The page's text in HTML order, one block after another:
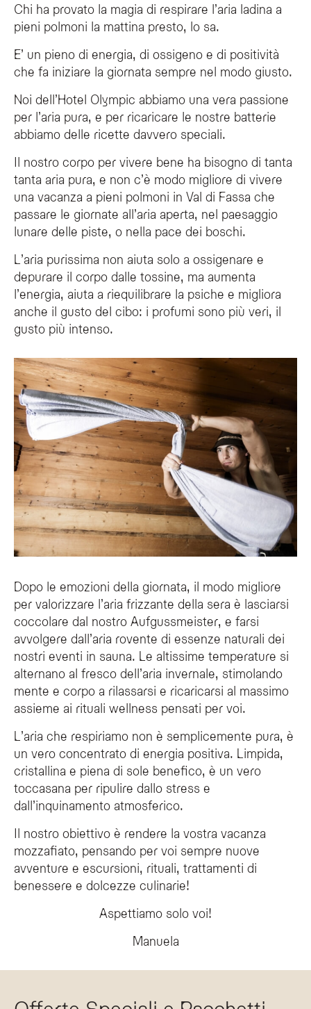
Chi ha provato la magia di respirare l’aria ladina a
pieni polmoni la mattina presto, lo sa.
E’ un pieno di energia, di ossigeno e di positività
che fa iniziare la giornata sempre nel modo giusto.
Noi dell’Hotel Olympic abbiamo una vera passione
per l’aria pura, e per ricaricare le nostre batterie
abbiamo delle ricette davvero speciali.
Il nostro corpo per vivere bene ha bisogno di tanta
tanta aria pura, e non c’è modo migliore di vivere
una vacanza a pieni polmoni in Val di Fassa che
passare le giornate all’aria aperta, nel paesaggio
lunare delle piste, o nella pace dei boschi.
L’aria purissima non aiuta solo a ossigenare e
depurare il corpo dalle tossine, ma aumenta
l’energia, aiuta a riequilibrare la psiche e migliora
anche il gusto del cibo: i profumi sono più veri, il
gusto più intenso.
Dopo le emozioni della giornata, il modo migliore
per valorizzare l’aria frizzante della sera è lasciarsi
coccolare dal nostro Aufgussmeister, e farsi
avvolgere dall’aria rovente di essenze naturali dei
nostri eventi in sauna. Le altissime temperature si
alternano al fresco dell’aria invernale, stimolando
mente e corpo a rilassarsi e ricaricarsi al massimo
assieme ai rituali wellness pensati per voi.
L’aria che respiriamo non è semplicemente pura, è
un vero concentrato di energia positiva. Limpida,
cristallina e piena di sole benefico, è un vero
toccasana per ripulire dallo stress e
dall’inquinamento atmosferico.
Il nostro obiettivo è rendere la vostra vacanza
mozzafiato, pensando per voi sempre nuove
avventure e escursioni, rituali, trattamenti di
benessere e dolcezze culinarie!
Aspettiamo solo voi!
Manuela